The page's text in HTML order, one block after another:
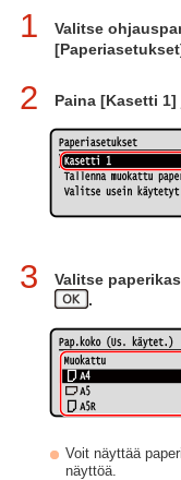
1
Valitse
2 Paina [Kasetti 1]
3
Valitse
.
Voit näyttää
näyttöä.